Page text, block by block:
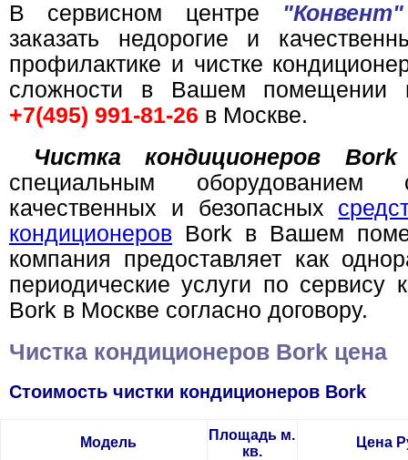
В сервисном центре
заказать недорогие и
профилактике и чистке
сложности в Вашем помещении
+7(495) 991-81-26 в Москве.
Чистка кондиционеров Bork
специальным
качественных и безопасных
кондиционеров Bork в Вашем
компания предоставляет как
периодические услуги по сервису
Bork в Москве согласно договору.
Чистка кондиционеров Bork цена
Стоимость чистки кондиционеров Bork
Модель
Площадь м.
кв.
Цена